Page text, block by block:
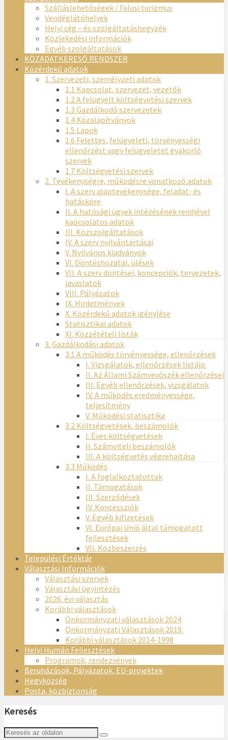
Szálláslehetőségek / Falusi turizmus
Vendéglátóhelyek
Helyi cég – és szolgáltatáshegyzék
Közlekedési információk
Egyéb szolgáltatások
KÖZADATKERESŐ RENDSZER
Közérdekű adatok
1. Szervezeti, személyzeti adatok
1.1 Kapcsolat, szervezet, vezetők
1.2 A felügyelt költségvetési szervek
1.3 Gazdálkodó szervezetek
1.4 Közalapítványok
1.5 Lapok
1.6 Felettes, felügyeleti, törvényességi
ellenőrzést vagy felügyeletet gyakorló
szervek
1.7 Költségvetési szervek
2. Tevékenységre, működésre vonatkozó adatok
I. A szerv alaptevékenysége, feladat- és
hatásköre
II. A hatósági ügyek intézésének rendjével
kapcsolatos adatok
III. Közszolgáltatások
IV. A szerv nyilvántartásai
V. Nyilvános kiadványok
VI. Döntéshozatal, ülések
VII. A szerv döntései, koncepciók, tervezetek,
javaslatok
VIII. Pályázatok
IX. Hirdetmények
X. Közérdekű adatok igénylése
Statisztikai adatok
XI. Közzétételi listák
3. Gazdálkodási adatok
3.1 A működés törvényessége, ellenőrzések
I. Vizsgálatok, ellenőrzések listája:
II. Az Állami Számvevőszék ellenőrzései
III. Egyéb ellenőrzések, vizsgálatok
IV. A működés eredményessége,
teljesítmény
V. Működési statisztika
3.2 Költségvetések, beszámolók
I. Éves költségvetések
II. Számviteli beszámolók
III. A költségvetés végrehajtása
3.3 Működés
I. A foglalkoztatottak
II. Támogatások
III. Szerződések
IV. Koncessziók
V. Egyéb kifizetések
VI. Európai Unió által támogatott
fejlesztések
VII. Közbeszerzés
Települési Értéktár
Választási Információk
Választási szervek
Választási ügyintézés
2026. évi választás
Korábbi választások
Önkormányzati választások 2024
Önkormányzati Választások 2019.
Korábbi választások 2014-1998
Helyi Humán Fejlesztések
Programok, rendezvények
Beruházások, Pályázatok, EU-projektek
Hegyközség
Posta, közbiztonság
Keresés